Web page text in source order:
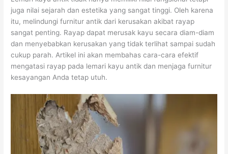
juga nilai sejarah dan estetika yang sangat tinggi. Oleh karena
itu, melindungi furnitur antik dari kerusakan akibat rayap
sangat penting. Rayap dapat merusak kayu secara diam-diam
dan menyebabkan kerusakan yang tidak terlihat sampai sudah
cukup parah. Artikel ini akan membahas cara-cara efektif
mengatasi rayap pada lemari kayu antik dan menjaga furnitur
kesayangan Anda tetap utuh.